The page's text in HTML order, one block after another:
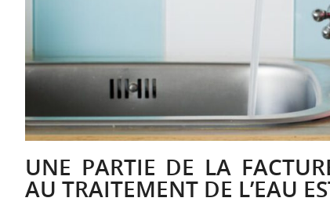
UNE PARTIE DE LA
AU TRAITEMENT DE L’EAU